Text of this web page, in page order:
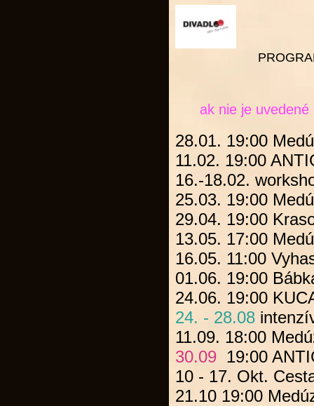
ak nie je
28.01. 19:00
11.02. 19:00
16.-18.02.
25.03. 19:00
29.04. 19:00
13.05. 17:00
16.05. 11:00
01.06. 19:00
24.06. 19:00
24. - 28.08
11.09. 18:00
30.09 19:00
10 - 17. Okt.
21.10 19:00